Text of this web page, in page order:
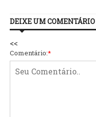
DEIXE UM COMENTÁRIO
<<
Comentário:*